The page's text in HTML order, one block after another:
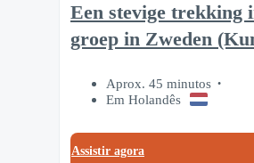
Een stevige trekking
groep in Zweden
Aprox. 45 minutos
Em Holandês
Assistir agora